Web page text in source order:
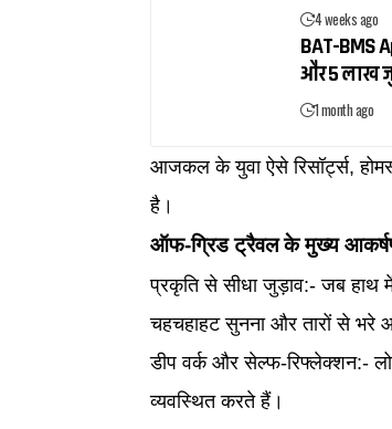
4 weeks ago
BAT-BMS
और ₹5 लाख
1 month ago
आजकल के युवा ऐसे रिसॉर्ट्स,
है।
ऑफ-ग्रिड ट्रैवल के मुख्य
प्रकृति से सीधा जुड़ाव:- जब हाथ
चहचहाहट सुनना और तारों से भरे
डीप वर्क और सेल्फ-रिफ्लेक्शन:-
व्यवस्थित करते हैं।